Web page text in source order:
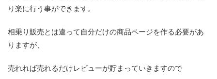
り楽に行う事ができます。
相乗り販売とは違って自分だけの商品ページを作る必要があ
りますが、
売れれば売れるだけレビューが貯まっていきますので